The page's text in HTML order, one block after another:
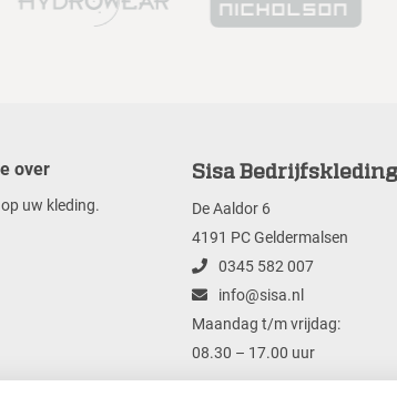
over
uw kleding.
Sisa
De Aaldor 6
4191 PC Geldermalsen
0345 582 007
info@sisa.nl
Maandag t/m vrijdag:
08.30 – 17.00 uur